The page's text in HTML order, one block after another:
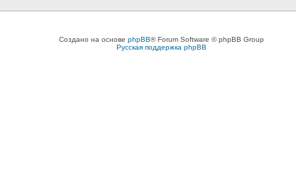
Создано на основе phpBB® Forum Software © phpBB Group
Русская поддержка phpBB